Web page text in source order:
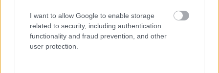
I want to allow Google to enable storage
related to security, including authentication
functionality and fraud prevention, and other
user protection.
Ajánlott bejegyzések: